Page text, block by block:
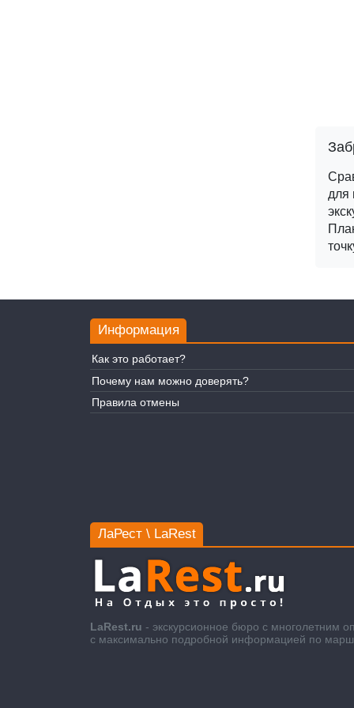
для
Информация
Как это работает?
Почему нам можно доверять?
Правила отмены
ЛаРест \ LaRest
LaRest.ru - экскурсионное бюро с многолетним
с максимально подробной информацией по